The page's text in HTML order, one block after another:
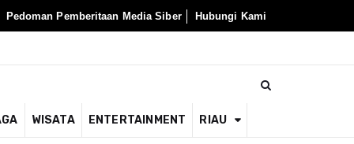
Pedoman Pemberitaan Media Siber Hubungi Kami
WISATA ENTERTAINMENT RIAU